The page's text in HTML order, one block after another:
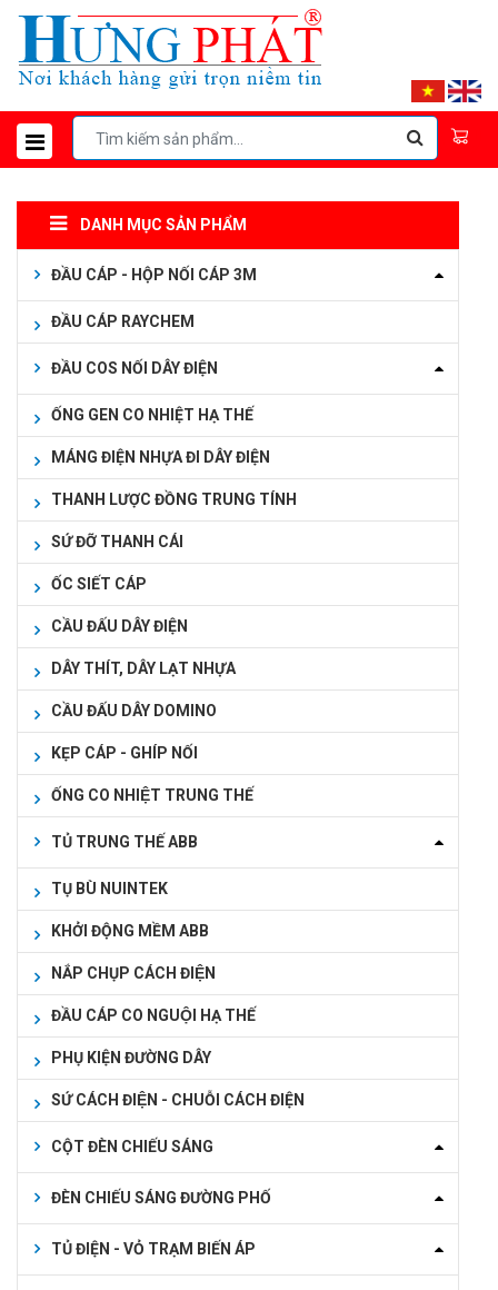
DANH MỤC SẢN PHẨM
ĐẦU CÁP - HỘP NỐI CÁP 3M
ĐẦU CÁP RAYCHEM
ĐẦU COS NỐI DÂY ĐIỆN
ỐNG GEN CO NHIỆT HẠ THẾ
MÁNG ĐIỆN NHỰA ĐI DÂY ĐIỆN
THANH LƯỢC ĐỒNG TRUNG TÍNH
SỨ ĐỠ THANH CÁI
ỐC SIẾT CÁP
CẦU ĐẤU DÂY ĐIỆN
DÂY THÍT, DÂY LẠT NHỰA
CẦU ĐẤU DÂY DOMINO
KẸP CÁP - GHÍP NỐI
ỐNG CO NHIỆT TRUNG THẾ
TỦ TRUNG THẾ ABB
TỤ BÙ NUINTEK
KHỞI ĐỘNG MỀM ABB
NẮP CHỤP CÁCH ĐIỆN
ĐẦU CÁP CO NGUỘI HẠ THẾ
PHỤ KIỆN ĐƯỜNG DÂY
SỨ CÁCH ĐIỆN - CHUỖI CÁCH ĐIỆN
CỘT ĐÈN CHIẾU SÁNG
ĐÈN CHIẾU SÁNG ĐƯỜNG PHỐ
TỦ ĐIỆN - VỎ TRẠM BIẾN ÁP